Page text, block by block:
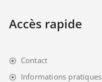
Accès rapide
Contact
Informations pratiques